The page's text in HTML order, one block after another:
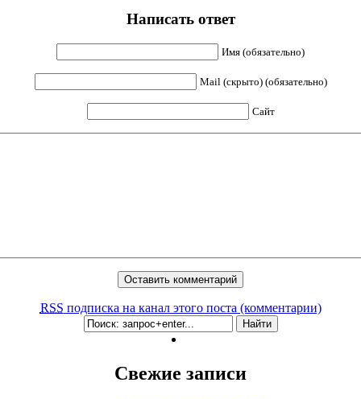
Написать ответ
Имя (обязательно)
Mail (скрыто) (обязательно)
Сайт
RSS подписка на канал этого поста (комментарии)
Свежие записи